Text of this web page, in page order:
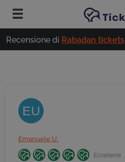
Vai al contenuto principale
Recensione di Rabadan tickets
EU
Emanuele U.
Eccellente